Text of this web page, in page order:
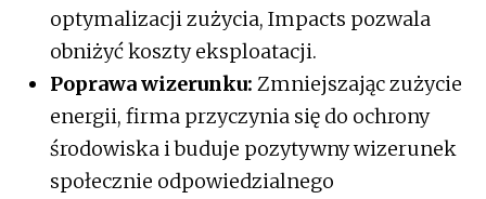
optymalizacji zużycia, Impacts pozwala
obniżyć koszty eksploatacji.
Poprawa wizerunku: Zmniejszając zużycie
energii, firma przyczynia się do ochrony
środowiska i buduje pozytywny wizerunek
społecznie odpowiedzialnego